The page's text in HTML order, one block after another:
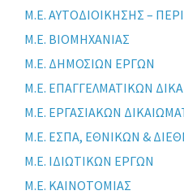
Μ.Ε. ΑΥΤΟΔΙΟΙΚΗΣΗΣ –
Μ.Ε. ΒΙΟΜΗΧΑΝΙΑΣ
Μ.Ε. ΔΗΜΟΣΙΩΝ ΕΡΓΩΝ
Μ.Ε. ΕΠΑΓΓΕΛΜΑΤΙΚΩΝ
Μ.Ε. ΕΡΓΑΣΙΑΚΩΝ
Μ.Ε. ΕΣΠΑ, ΕΘΝΙΚΩΝ &
Μ.Ε. ΙΔΙΩΤΙΚΩΝ ΕΡΓΩΝ
Μ.Ε. ΚΑΙΝΟΤΟΜΙΑΣ